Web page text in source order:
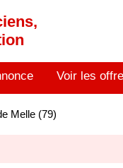
Voir les
Melle (79)